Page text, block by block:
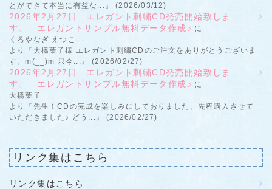
とができて本当に有益な...』 (2026/03/12)
2026年2月27日 エレガント刺繍CD発売開始致しま
す。 エレガントサンプル無料データ作成♪ に
くろやなぎ えつこ
より『大橋葉子様 エレガント刺繍CDのご注文をありがとうございま
す。m(__)m 只今...』 (2026/02/27)
2026年2月27日 エレガント刺繍CD発売開始致しま
す。 エレガントサンプル無料データ作成♪ に
大橋葉子
より『先生！CDの完成を楽しみにしておりました。先程購入させて
いただきました♪ どう...』 (2026/02/27)
リンク集はこちら
リンク集はこちら